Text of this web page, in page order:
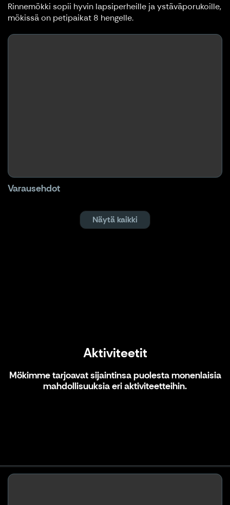
Rinnemökki sopii hyvin lapsiperheille ja ystäväporukoille,
mökissä on petipaikat 8 hengelle.
Varausehdot
Näytä kaikki
Aktiviteetit
Mökimme tarjoavat sijaintinsa puolesta monenlaisia
mahdollisuuksia eri aktiviteetteihin.